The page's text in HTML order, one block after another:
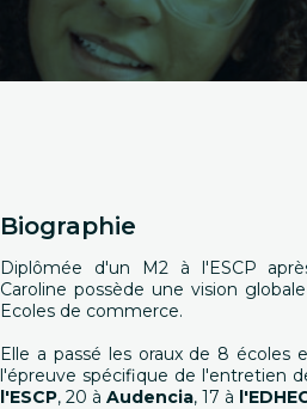
Biographie
Diplômée d'un M2 à l'ESCP
Caroline possède une vision
Ecoles de commerce.
Elle a passé les oraux de 8 écoles
l'épreuve spécifique de l'entretien
l'ESCP, 20 àAudencia, 17 à